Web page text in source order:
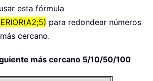
esta fórmula
para redondear números
cercano.
más cercano 5/10/50/100